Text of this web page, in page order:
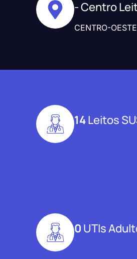
- Centro
CENTRO-OESTE
14Leitos
0 UTIs